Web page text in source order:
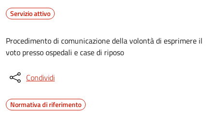
Servizio attivo
Procedimento di comunicazione della volontà di esprimere il
voto presso ospedali e case di riposo
Condividi
Normativa di riferimento